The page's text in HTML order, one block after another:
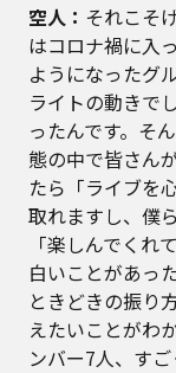
空人： それこそ
はコロナ禍に入
ようになったグ
ライトの動きで
ったんです。そ
態の中で皆さん
たら「ライブを
取れますし、僕
「楽しんでくれ
白いことがあっ
ときどきの振り
えたいことがわ
ンバー7人、すご